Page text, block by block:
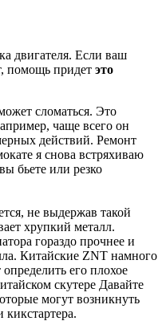
двигателя. Если ваш
помощь придет это
сломаться. Это
чаще всего он
действий. Ремонт
я снова встряхиваю
бьете или резко
не выдержав такой
хрупкий металл.
гораздо прочнее и
Китайские ZNT намного
его плохое
скутере Давайте
могут возникнуть